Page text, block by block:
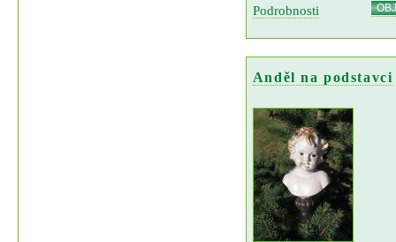
Podrobnosti
Anděl na podstavci